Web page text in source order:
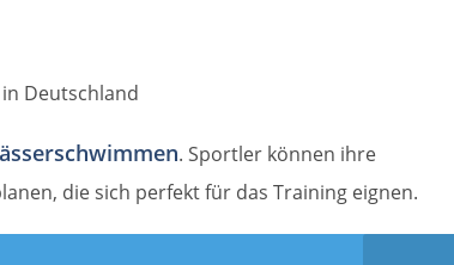
. Sportler können ihre
die sich perfekt für das Training eignen.